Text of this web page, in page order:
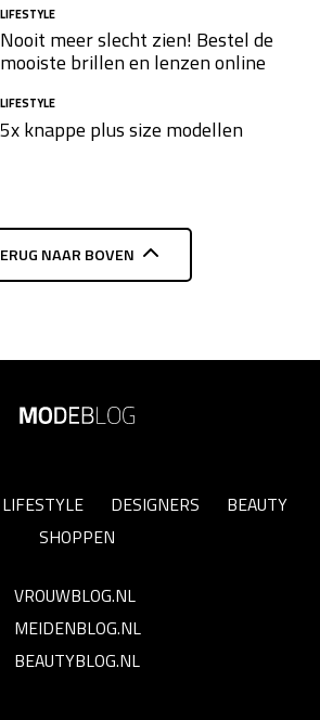
LIFESTYLE
Nooit meer slecht zien! Bestel de
mooiste brillen en lenzen online
LIFESTYLE
5x knappe plus size modellen​
NAAR BOVEN
LIFESTYLE DESIGNERS
BEAUTY
SHOPPEN
VROUWBLOG.NL
MEIDENBLOG.NL
BEAUTYBLOG.NL